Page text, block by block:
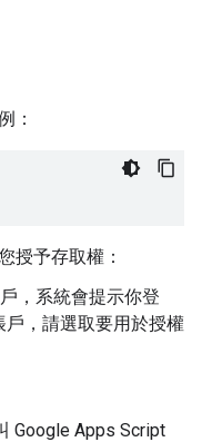
：
授予存取權：
，系統會提示你登
戶，請選取要用於授權
Google Apps Script